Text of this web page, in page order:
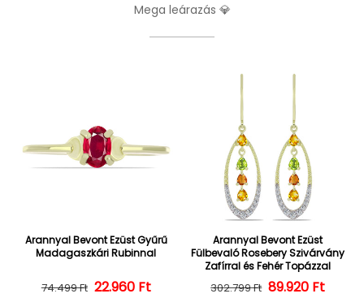
Mega leárazás 💎
Arannyal Bevont Ezüst Gyűrű
Madagaszkári Rubinnal
Normál ár
74.499 Ft Kedvezményes ár
22.960 Ft
Arannyal Bevont Ezüst
Fülbevaló Rosebery Szivárvány
Zafírral és Fehér Topázzal
Normál ár
302.799 Ft 89.920 Ft